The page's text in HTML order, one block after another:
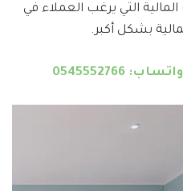
المالية التي يرغب العملاء في
بشكل أكبر.
واتساب: 0545552766